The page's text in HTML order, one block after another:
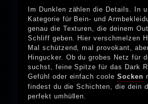
Im Dunklen zählen die Details. In
Kategorie für Bein- und
genau die Texturen, die deinem
Schliff geben. Hier verschmelzen
Mal schützend, mal provokant,
Hingucker. Ob du grobes Netz für
suchst, feine Spitze für das Dark
Gefühl oder einfach coole Socken
findest du die Schichten, die dein
perfekt umhüllen.